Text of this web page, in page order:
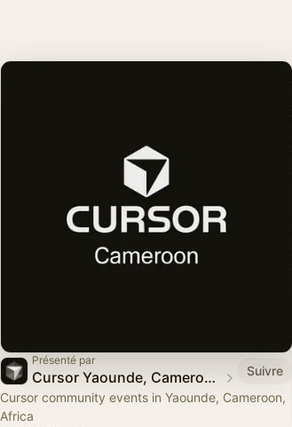
Présenté par
Cursor Yaounde, Cameroon, Africa
Suivre
Cursor community events in Yaounde, Cameroon,
Africa